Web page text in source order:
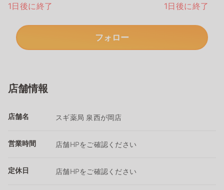
1日後に終了
1日後に終了
フォロー
店舗情報
店舗名 スギ薬局 泉西が岡店
営業時間 店舗HPをご確認ください
定休日 店舗HPをご確認ください